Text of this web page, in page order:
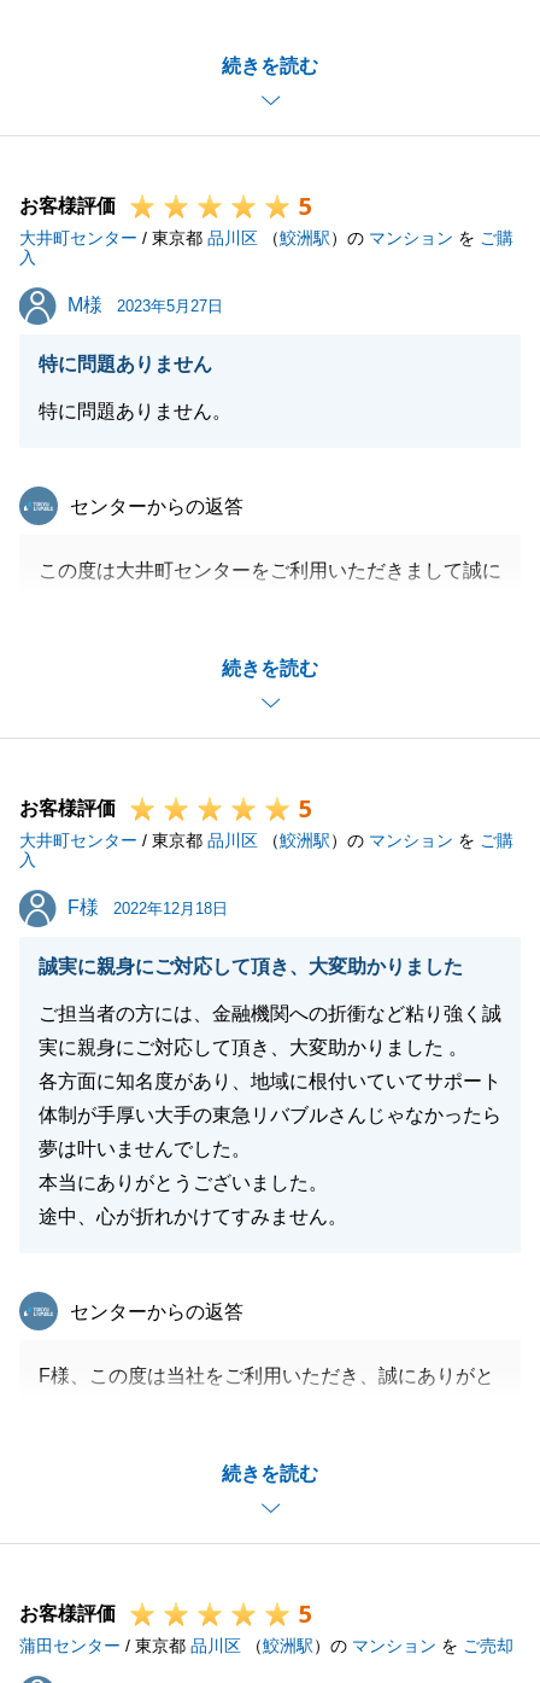
続きを読む
ここまで特に大きなトラブルも無く、スムーズにご決
済をまで進められたことも、偏にI様が多々ご協力い
ただいたからこそと思っております。
今後も何かございましたら、ぜひお力添えできればと
存じますので、ぜひお気軽にご相談いただけますと幸
今後とも東急リバブルをご愛顧の程、よろしくお願い
お客様評価 5
大井町センター / 東京都 品川区 （鮫洲駅）の マンション を ご購
入
M様
M様 2023年5月27日
特に問題ありません
特に問題ありません。
続きを読む
東急リバブル
センターからの返答
この度は大井町センターをご利用いただきまして誠に
こと大変光栄に思います。
また、M様には色々とご協力いただき、M様のおかげ
でご契約からご決済までスムーズに進めることが出来
大変感謝をしております。
またお困りのことがございましたらお気軽にご相談い
閉じる
お客様評価 5
大井町センター / 東京都 品川区 （鮫洲駅）の マンション を ご購
入
F様
F様 2022年12月18日
誠実に親身にご対応して頂き、大変助かりました
ご担当者の方には、金融機関への折衝など粘り強く誠
実に親身にご対応して頂き、大変助かりました 。
各方面に知名度があり、地域に根付いていてサポート
体制が手厚い大手の東急リバブルさんじゃなかったら
夢は叶いませんでした。
本当にありがとうございました。
途中、心が折れかけてすみません。
続きを読む
東急リバブル
センターからの返答
F様、この度は当社をご利用いただき、誠にありがと
ご協力もあり、無事にお引渡しができ非常に嬉しく思
お引き渡しは終わりましたが、新生活がスタートする
軽にご相談くださいませ。
今後ともよろしくお願いいたします。
お客様評価 5
蒲田センター / 東京都 品川区 （鮫洲駅）の マンション を ご売却